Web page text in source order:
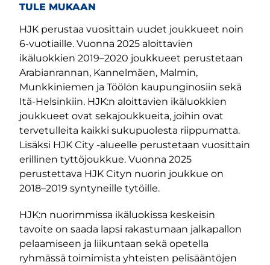
TULE MUKAAN
HJK perustaa vuosittain uudet joukkueet noin
6-vuotiaille. Vuonna 2025 aloittavien
ikäluokkien 2019–2020 joukkueet perustetaan
Arabianrannan, Kannelmäen, Malmin,
Munkkiniemen ja Töölön kaupunginosiin sekä
Itä-Helsinkiin. HJK:n aloittavien ikäluokkien
joukkueet ovat sekajoukkueita, joihin ovat
tervetulleita kaikki sukupuolesta riippumatta.
Lisäksi HJK City -alueelle perustetaan vuosittain
erillinen tyttöjoukkue. Vuonna 2025
perustettava HJK Cityn nuorin joukkue on
2018–2019 syntyneille tytöille.
HJK:n nuorimmissa ikäluokissa keskeisin
tavoite on saada lapsi rakastumaan jalkapallon
pelaamiseen ja liikuntaan sekä opetella
ryhmässä toimimista yhteisten pelisääntöjen